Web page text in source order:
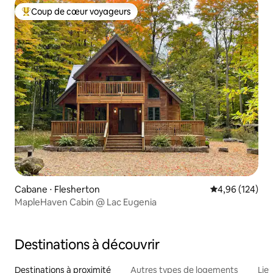
Coups de cœur voyageurs les plus appréciés
Coup de cœur voyageurs
Cabane ⋅ Flesherton Évaluation
4,96 (124)
MapleHaven Cabin @ Lac Eugenia
Destinations à découvrir
Destinations à proximité Autres types de logements